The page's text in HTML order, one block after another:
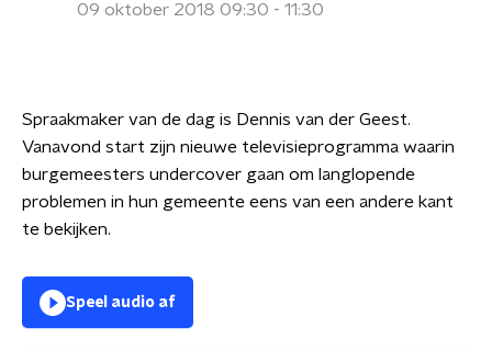
09 oktober 2018 09:30 - 11:30
Spraakmaker van de dag is Dennis van der Geest.
Vanavond start zijn nieuwe televisieprogramma waarin
burgemeesters undercover gaan om langlopende
problemen in hun gemeente eens van een andere kant
te bekijken.
Speel audio af